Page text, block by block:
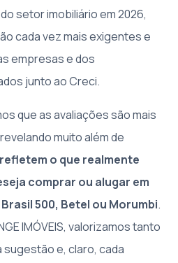
setor imobiliário em 2026,
cada vez mais exigentes e
empresas e dos
junto ao Creci.
que as avaliações são mais
muito além de
o que realmente
comprar ou alugar em
500, Betel ou Morumbi.
IMÓVEIS, valorizamos tanto
e, claro, cada